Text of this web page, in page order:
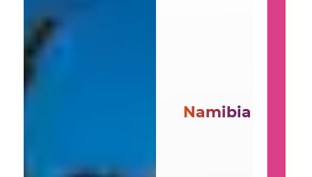
Namibia